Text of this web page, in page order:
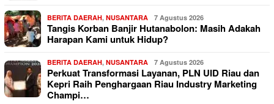
BERITA DAERAH, NUSANTARA 7 Agustus 2026
Tangis Korban Banjir Hutanabolon: Masih Adakah
Harapan Kami untuk Hidup?
BERITA DAERAH, NUSANTARA 7 Agustus 2026
Perkuat Transformasi Layanan, PLN UID Riau dan
Kepri Raih Penghargaan Riau Industry Marketing
Champi…